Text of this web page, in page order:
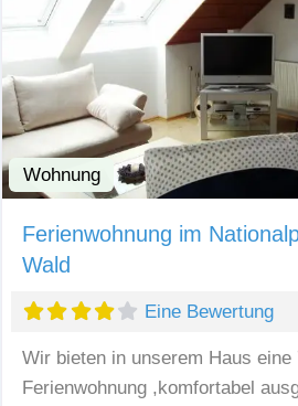
Wohnung
Ferienwohnung im
Wald
Eine Bewertung
Wir bieten in unserem Haus eine
Ferienwohnung ,komfortabel